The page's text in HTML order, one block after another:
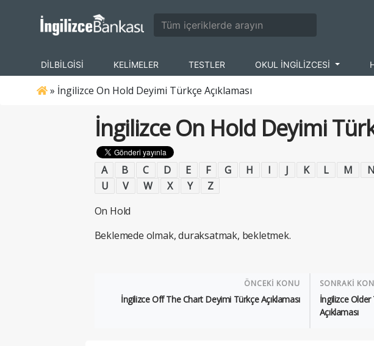
DİLBİLGİSİ KELİMELER TESTLER OKUL İNGİLİZCESİ
» İngilizce On Hold Deyimi Türkçe Açıklaması
İngilizce On Hold Deyimi
A B C D E F G H I J K L M N
U
V W X Y
Z
On Hold
Beklemede olmak, duraksatmak, bekletmek.
ÖNCEKİ KONU
İngilizce Off The Chart Deyimi Türkçe Açıklaması
SONRAKİ
İngilizce
Açıklaması